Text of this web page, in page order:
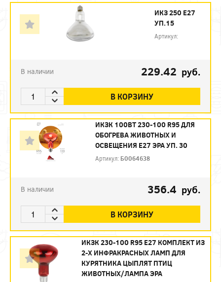
ИКЗ 250 Е27
УП.15
Артикул:
В наличии 229.42 руб.
В КОРЗИНУ
ИКЗК 100ВТ 230-100 R95 ДЛЯ
ОБОГРЕВА ЖИВОТНЫХ И
ОСВЕЩЕНИЯ Е27 ЭРА УП. 30
Артикул: Б0064638
В наличии 356.4 руб.
В КОРЗИНУ
ИКЗК 230-100 R95 E27 КОМПЛЕКТ ИЗ
2-Х ИНФРАКРАСНЫХ ЛАМП ДЛЯ
КУРЯТНИКА ЦЫПЛЯТ ПТИЦ
ЖИВОТНЫХ/ЛАМПА ЭРА